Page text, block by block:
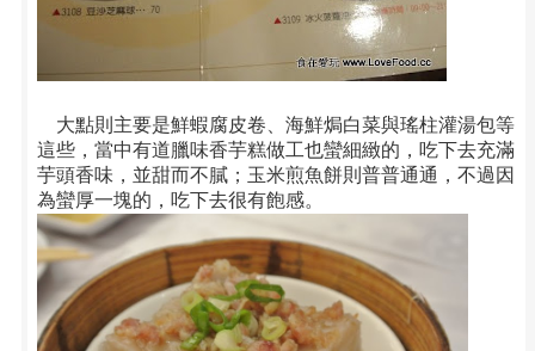
大點則主要是鮮蝦腐皮卷、海鮮焗白菜與瑤柱灌湯包等
這些，當中有道臘味香芋糕做工也蠻細緻的，吃下去充滿
芋頭香味，並甜而不膩；玉米煎魚餅則普普通通，不過因
為蠻厚一塊的，吃下去很有飽感。